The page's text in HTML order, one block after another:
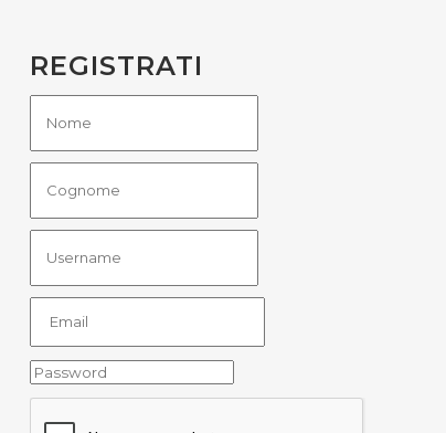
REGISTRATI